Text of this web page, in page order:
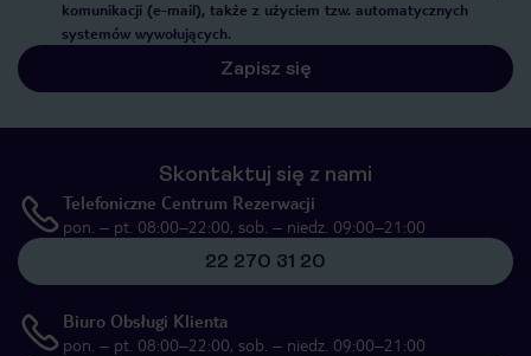
komunikacji (e-mail), także z użyciem tzw. automatycznych
systemów wywołujących.
Zapisz się
Skontaktuj się z nami
Telefoniczne Centrum Rezerwacji
pon. – pt. 08:00–22:00, sob. – niedz. 09:00–21:00
22 270 31 20
Biuro Obsługi Klienta
pon. – pt. 08:00–22:00, sob. – niedz. 09:00–21:00